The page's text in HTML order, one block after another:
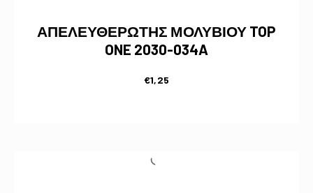
ΑΠΕΛΕΥΘΕΡΩΤΗΣ ΜΟΛΥΒΙΟΥ TOP
ONE 2030-034A
€1,25